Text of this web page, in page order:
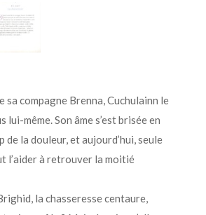
sa compagne Brenna, Cuchulainn le
lui-même. Son âme s’est brisée en
de la douleur, et aujourd’hui, seule
l’aider à retrouver la moitié
la chasseresse centaure,